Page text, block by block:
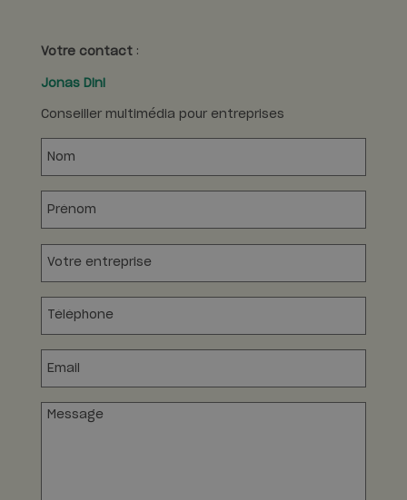
Votre contact :
Jonas Dini
Conseiller multimédia pour entreprises